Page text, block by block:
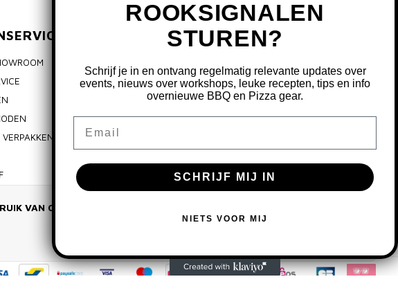
& RETOURNEREN
MIJN ACCOUNT
MIJN BESTELLINGEN
MIJN TICKETS
MIJN VERLANGLIJST
VAN COOKIES OM ONZE WEBSITE TE VERBETEREN.
ROOKSIGNALEN
STUREN?
Schrijf je in en ontvang regelmatig relevante updates over
events, nieuws over workshops, leuke recepten, tips en info
overnieuwe BBQ en Pizza gear.
SCHRIJF MIJ IN
NIETS VOOR MIJ